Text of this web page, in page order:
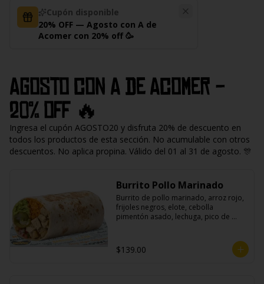
Cupón disponible
20% OFF — Agosto con A de
Acomer con 20% off 🥳
Agosto con A de Acomer -
20% off 🔥
Ingresa el cupón AGOSTO20 y disfruta 20% de descuento en
todos los productos de esta sección. No acumulable con otros
descuentos. No aplica propina. Válido del 01 al 31 de agosto. 🎊
Burrito Pollo Marinado
Burrito de pollo marinado, arroz rojo,
frijoles negros, elote, cebolla
pimentón asado, lechuga, pico de
$139.00